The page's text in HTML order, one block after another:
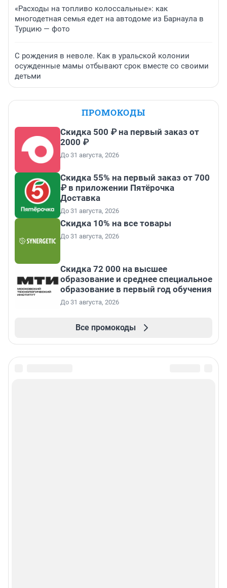
«Расходы на топливо колоссальные»: как
многодетная семья едет на автодоме из Барнаула в
Турцию — фото
С рождения в неволе. Как в уральской колонии
осужденные мамы отбывают срок вместе со своими
детьми
ПРОМОКОДЫ
Скидка 500 ₽ на первый заказ от
2000 ₽
До 31 августа, 2026
Скидка 55% на первый заказ от 700
₽ в приложении Пятёрочка
Доставка
До 31 августа, 2026
Скидка 10% на все товары
До 31 августа, 2026
Скидка 72 000 на высшее
образование и среднее специальное
образование в первый год обучения
До 31 августа, 2026
Все промокоды